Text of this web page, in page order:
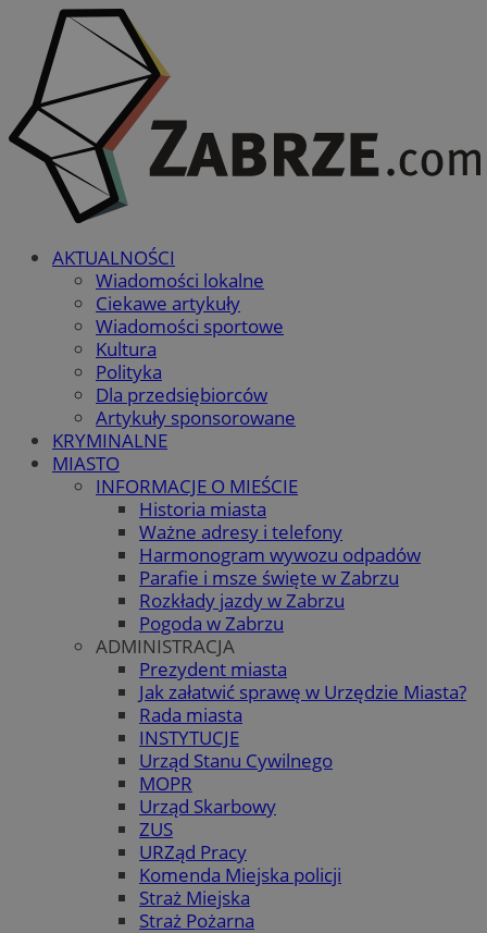
AKTUALNOŚCI
Wiadomości lokalne
Ciekawe artykuły
Wiadomości sportowe
Kultura
Polityka
Dla przedsiębiorców
Artykuły sponsorowane
KRYMINALNE
MIASTO
INFORMACJE O MIEŚCIE
Historia miasta
Ważne adresy i telefony
Harmonogram wywozu odpadów
Parafie i msze święte w Zabrzu
Rozkłady jazdy w Zabrzu
Pogoda w Zabrzu
ADMINISTRACJA
Prezydent miasta
Jak załatwić sprawę w Urzędzie Miasta?
Rada miasta
INSTYTUCJE
Urząd Stanu Cywilnego
MOPR
Urząd Skarbowy
ZUS
URZąd Pracy
Komenda Miejska policji
Straż Miejska
Straż Pożarna